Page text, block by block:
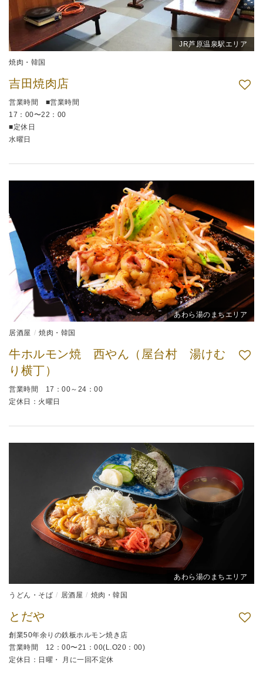
JR芦原温泉駅エリア
焼肉・韓国
吉田焼肉店
営業時間 ■営業時間
17：00〜22：00
■定休日
水曜日
あわら湯のまちエリア
居酒屋 焼肉・韓国
牛ホルモン焼 西やん（屋台村 湯けむ
り横丁）
営業時間 17：00～24：00
定休日：火曜日
あわら湯のまちエリア
うどん・そば 居酒屋 焼肉・韓国
とだや
創業50年余りの鉄板ホルモン焼き店
営業時間 12：00〜21：00(L.O20：00)
定休日：日曜・ 月に一回不定休